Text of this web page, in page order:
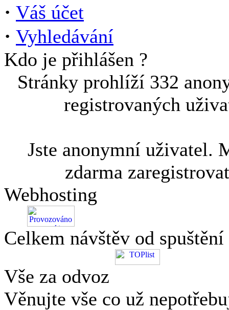
· Váš účet
· Vyhledávání
Kdo je přihlášen ?
Stránky prohlíží 332
registrovaných
Jste anonymní uživatel.
zdarma
Webhosting
Celkem návštěv od
Vše za odvoz
Věnujte vše co už